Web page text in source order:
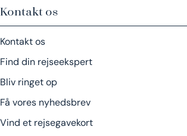
Kontakt os
Kontakt os
Find din rejseekspert
Bliv ringet op
Få vores nyhedsbrev
Vind et rejsegavekort